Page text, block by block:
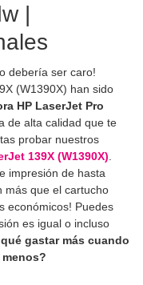
|
debería ser caro!
(W1390X) han sido
HP LaserJet Pro
de alta calidad que te
probar nuestros
139X (W1390X)
impresión de hasta
más que el cartucho
económicos! Puedes
es igual o incluso
gastar más cuando